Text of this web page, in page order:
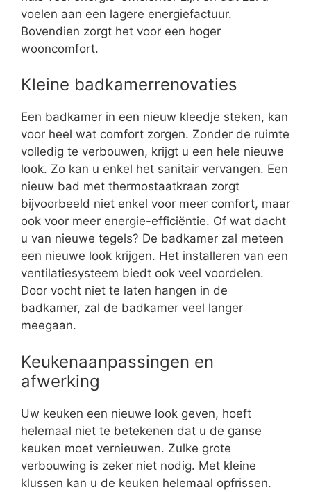
voelen aan een lagere energiefactuur.
Bovendien zorgt het voor een hoger
wooncomfort.
Kleine badkamerrenovaties
Een badkamer in een nieuw kleedje steken, kan
voor heel wat comfort zorgen. Zonder de ruimte
volledig te verbouwen, krijgt u een hele nieuwe
look. Zo kan u enkel het sanitair vervangen. Een
nieuw bad met thermostaatkraan zorgt
bijvoorbeeld niet enkel voor meer comfort, maar
ook voor meer energie-efficiëntie. Of wat dacht
u van nieuwe tegels? De badkamer zal meteen
een nieuwe look krijgen. Het installeren van een
ventilatiesysteem biedt ook veel voordelen.
Door vocht niet te laten hangen in de
badkamer, zal de badkamer veel langer
meegaan.
Keukenaanpassingen en
afwerking
Uw keuken een nieuwe look geven, hoeft
helemaal niet te betekenen dat u de ganse
keuken moet vernieuwen. Zulke grote
verbouwing is zeker niet nodig. Met kleine
klussen kan u de keuken helemaal opfrissen.